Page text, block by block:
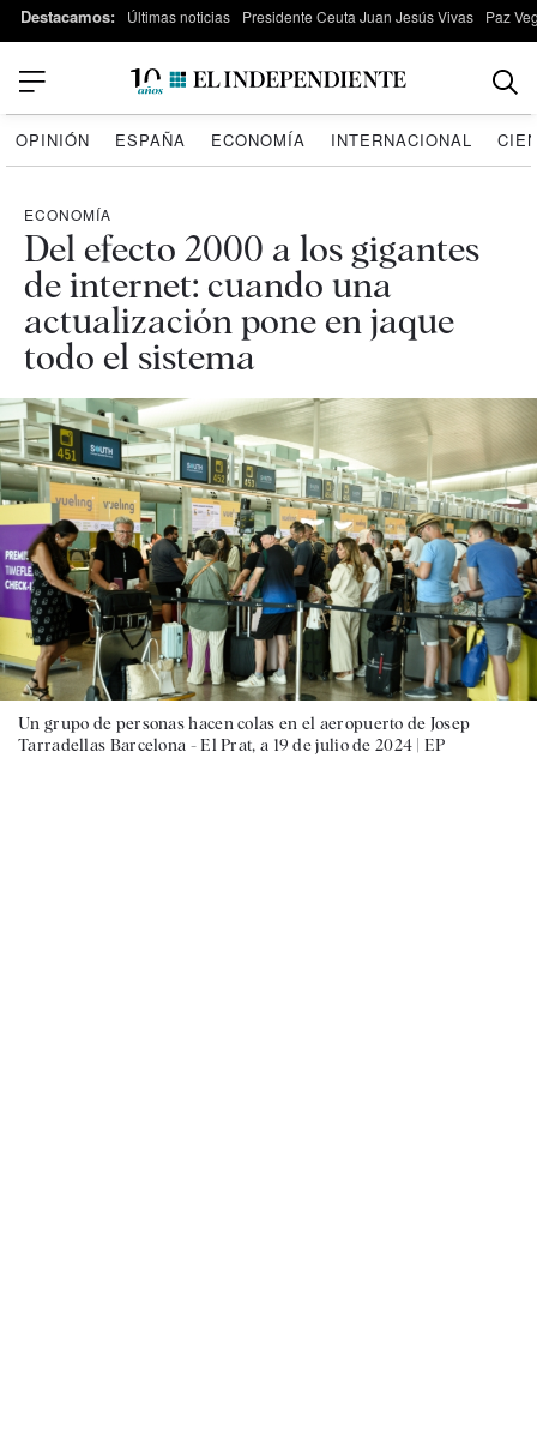
Destacamos: Últimas noticias Presidente Ceuta Juan Jesús Vivas Paz
OPINIÓN ESPAÑA ECONOMÍA INTERNACIONAL
ECONOMÍA
Del efecto 2000 a los gigantes
de internet: cuando una
actualización pone en jaque
todo el sistema
Un grupo de personas hacen colas en el aeropuerto de Josep
Tarradellas Barcelona - El Prat, a 19 de julio de 2024 |EP